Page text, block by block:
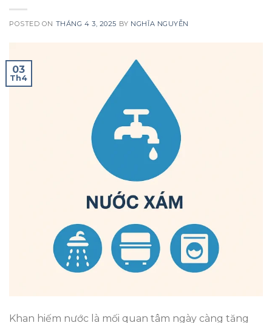
POSTED ON THÁNG 4 3, 2025 BY NGHĨA NGUYỄN
03
Th4
Khan hiếm nước là mối quan tâm ngày càng tăng